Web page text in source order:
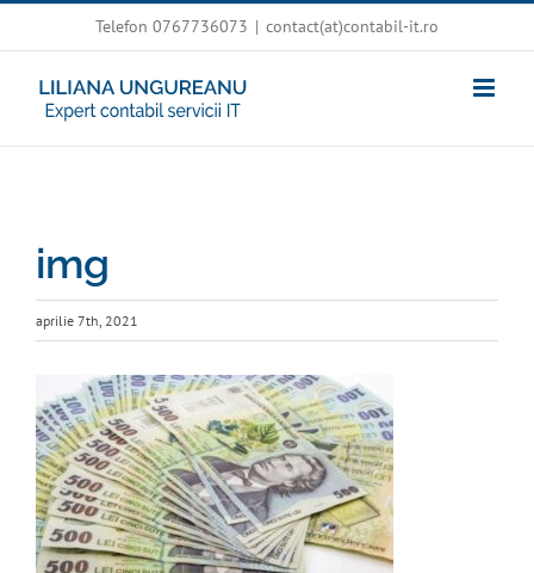
to
content
Telefon 0767736073 | contact(at)contabil-it.ro
img
aprilie 7th, 2021